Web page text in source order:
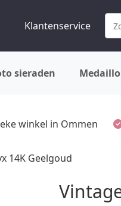
Klantenservice
sieraden
winkel in Ommen
14K Geelgoud